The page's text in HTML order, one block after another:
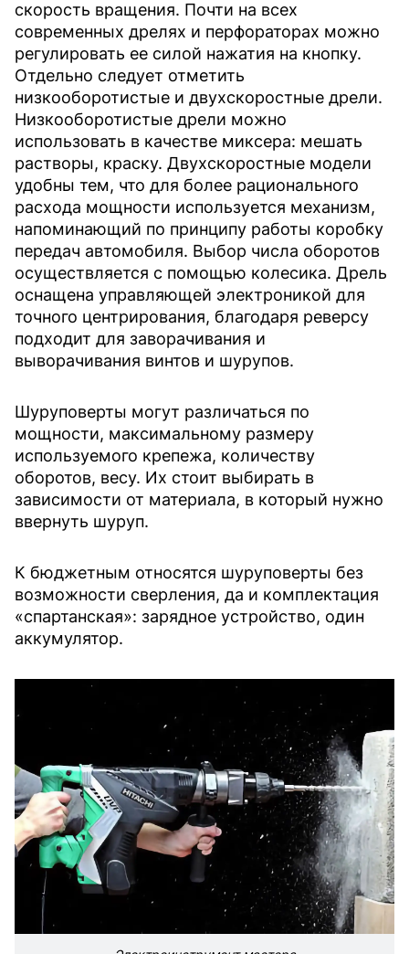
скорость вращения. Почти на всех
современных дрелях и перфораторах можно
регулировать ее силой нажатия на кнопку.
Отдельно следует отметить
низкооборотистые и двухскоростные дрели.
Низкооборотистые дрели можно
использовать в качестве миксера: мешать
растворы, краску. Двухскоростные модели
удобны тем, что для более рационального
расхода мощности используется механизм,
напоминающий по принципу работы коробку
передач автомобиля. Выбор числа оборотов
осуществляется с помощью колесика. Дрель
оснащена управляющей электроникой для
точного центрирования, благодаря реверсу
подходит для заворачивания и
выворачивания винтов и шурупов.
Шуруповерты могут различаться по
мощности, максимальному размеру
используемого крепежа, количеству
оборотов, весу. Их стоит выбирать в
зависимости от материала, в который нужно
ввернуть шуруп.
К бюджетным относятся шуруповерты без
возможности сверления, да и комплектация
«спартанская»: зарядное устройство, один
аккумулятор.